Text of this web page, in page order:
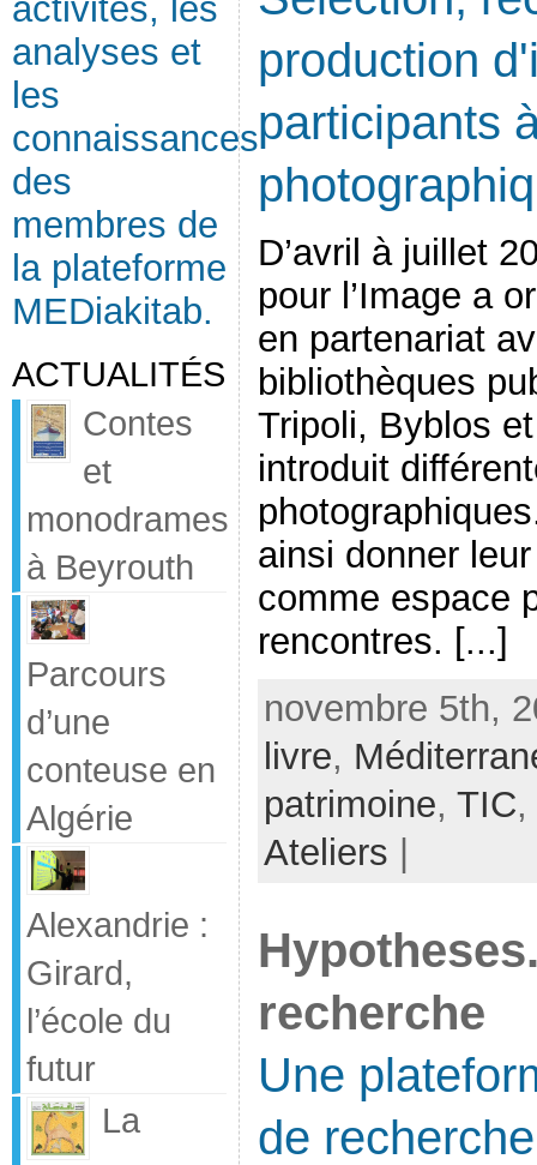
activités, les
analyses et
les
connaissances
des
membres de
la plateforme
MEDiakitab.
ACTUALITÉS
Contes
et
monodrames
à Beyrouth
Parcours
d’une
conteuse en
Algérie
Alexandrie :
Girard,
l’école du
futur
La
production
participants
D’avril à juillet
pour l’Image a
en partenariat
bibliothèques
Tripoli, Byblos
introduit
ainsi donner
comme espace
rencontres. [...]
novembre 5th,
livre,
patrimoine, TIC,
Ateliers
recherche
Une
de recherche